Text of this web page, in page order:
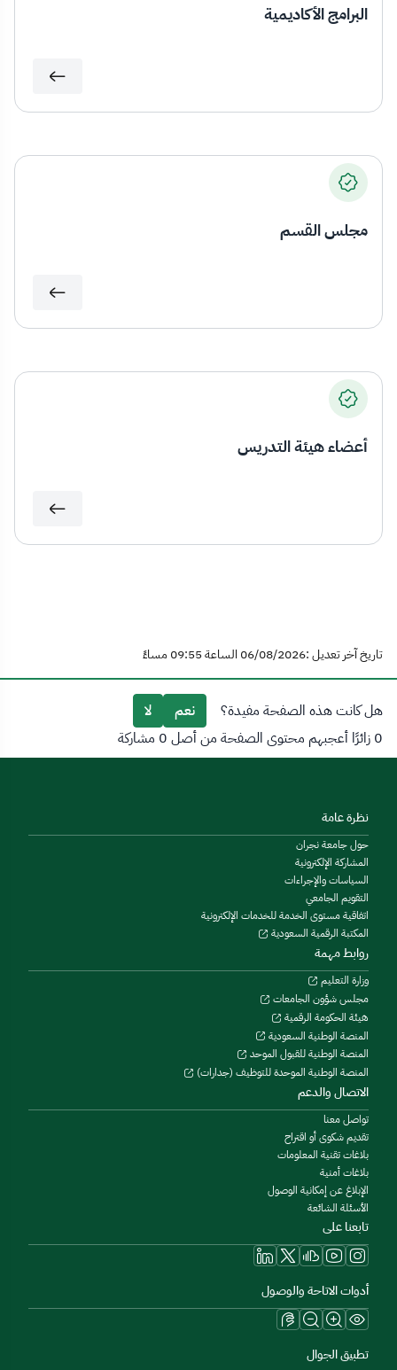
البرامج الأكاديمية
مجلس القسم
أعضاء هيئة التدريس
تاريخ آخر تعديل :06/08/2026 الساعة 09:55 مساءً
هل كانت هذه الصفحة مفيدة؟ نعم
لا
0 زائرًا أعجبهم محتوى الصفحة من أصل 0 مشاركة
نظرة عامة
حول جامعة نجران
المشاركة الإلكترونية
السياسات والإجراءات
التقويم الجامعي
اتفاقية مستوى الخدمة للخدمات الإلكترونية
المكتبة الرقمية السعودية
روابط مهمة
وزارة التعليم
مجلس شؤون الجامعات
هيئة الحكومة الرقمية
المنصة الوطنية السعودية
المنصة الوطنية للقبول الموحد
المنصة الوطنية الموحدة للتوظيف (جدارات)
الاتصال والدعم
تواصل معنا
تقديم شكوى أو اقتراح
بلاغات تقنية المعلومات
بلاغات أمنية
الإبلاغ عن إمكانية الوصول
الأسئلة الشائعة
تابعنا على
أدوات الاتاحة والوصول
تطبيق الجوال